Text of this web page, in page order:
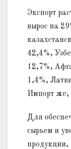
Экспорт
вырос на
42,4%,
12,7%,
1,4%,
Импорт же,
Для
сырьем и
продукции,